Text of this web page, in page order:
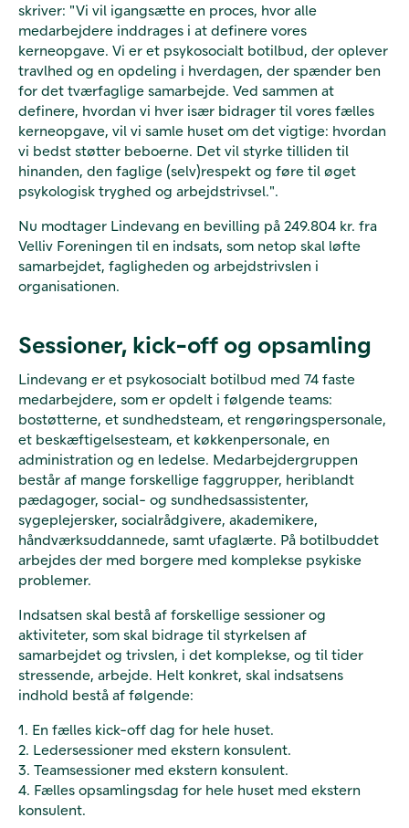
skriver: "Vi vil igangsætte en proces, hvor alle
medarbejdere inddrages i at definere vores
kerneopgave. Vi er et psykosocialt botilbud, der oplever
travlhed og en opdeling i hverdagen, der spænder ben
for det tværfaglige samarbejde. Ved sammen at
definere, hvordan vi hver især bidrager til vores fælles
kerneopgave, vil vi samle huset om det vigtige: hvordan
vi bedst støtter beboerne. Det vil styrke tilliden til
hinanden, den faglige (selv)respekt og føre til øget
psykologisk tryghed og arbejdstrivsel.".
Nu modtager Lindevang en bevilling på 249.804 kr. fra
Velliv Foreningen til en indsats, som netop skal løfte
samarbejdet, fagligheden og arbejdstrivslen i
organisationen.
Sessioner, kick-off og opsamling
Lindevang er et psykosocialt botilbud med 74 faste
medarbejdere, som er opdelt i følgende teams:
bostøtterne, et sundhedsteam, et rengøringspersonale,
et beskæftigelsesteam, et køkkenpersonale, en
administration og en ledelse. Medarbejdergruppen
består af mange forskellige faggrupper, heriblandt
pædagoger, social- og sundhedsassistenter,
sygeplejersker, socialrådgivere, akademikere,
håndværksuddannede, samt ufaglærte. På botilbuddet
arbejdes der med borgere med komplekse psykiske
problemer.
Indsatsen skal bestå af forskellige sessioner og
aktiviteter, som skal bidrage til styrkelsen af
samarbejdet og trivslen, i det komplekse, og til tider
stressende, arbejde. Helt konkret, skal indsatsens
indhold bestå af følgende:
1. En fælles kick-off dag for hele huset.
2. Ledersessioner med ekstern konsulent.
3. Teamsessioner med ekstern konsulent.
4. Fælles opsamlingsdag for hele huset med ekstern
konsulent.